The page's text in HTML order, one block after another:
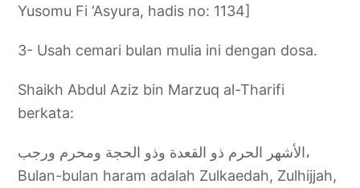
Yusomu Fi ‘Asyura, hadis no: 1134]
3- Usah cemari bulan mulia ini dengan dosa.
Shaikh Abdul Aziz bin Marzuq al-Tharifi
berkata:
الأشهر الحرم ذو القعدة وذو الحجة ومحرم ورجب،
Bulan-bulan haram adalah Zulkaedah, Zulhijjah,